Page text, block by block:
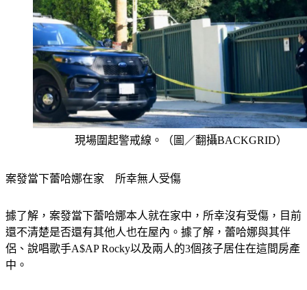
現場圍起警戒線。（圖／翻攝BACKGRID）
案發當下蕾哈娜在家　所幸無人受傷
據了解，案發當下蕾哈娜本人就在家中，所幸沒有受傷，目前
還不清楚是否還有其他人也在屋內。據了解，蕾哈娜與其伴
侶、說唱歌手A$AP Rocky以及兩人的3個孩子居住在這間房產
中。